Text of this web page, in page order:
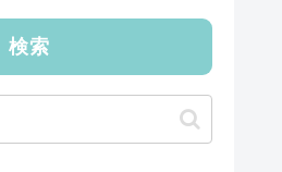
検索